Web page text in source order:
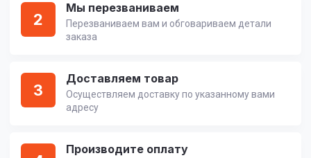
2
Мы перезваниваем
Перезваниваем вам и обговариваем детали
заказа
3
Доставляем товар
Осуществляем доставку по указанному вами
адресу
Производите оплату